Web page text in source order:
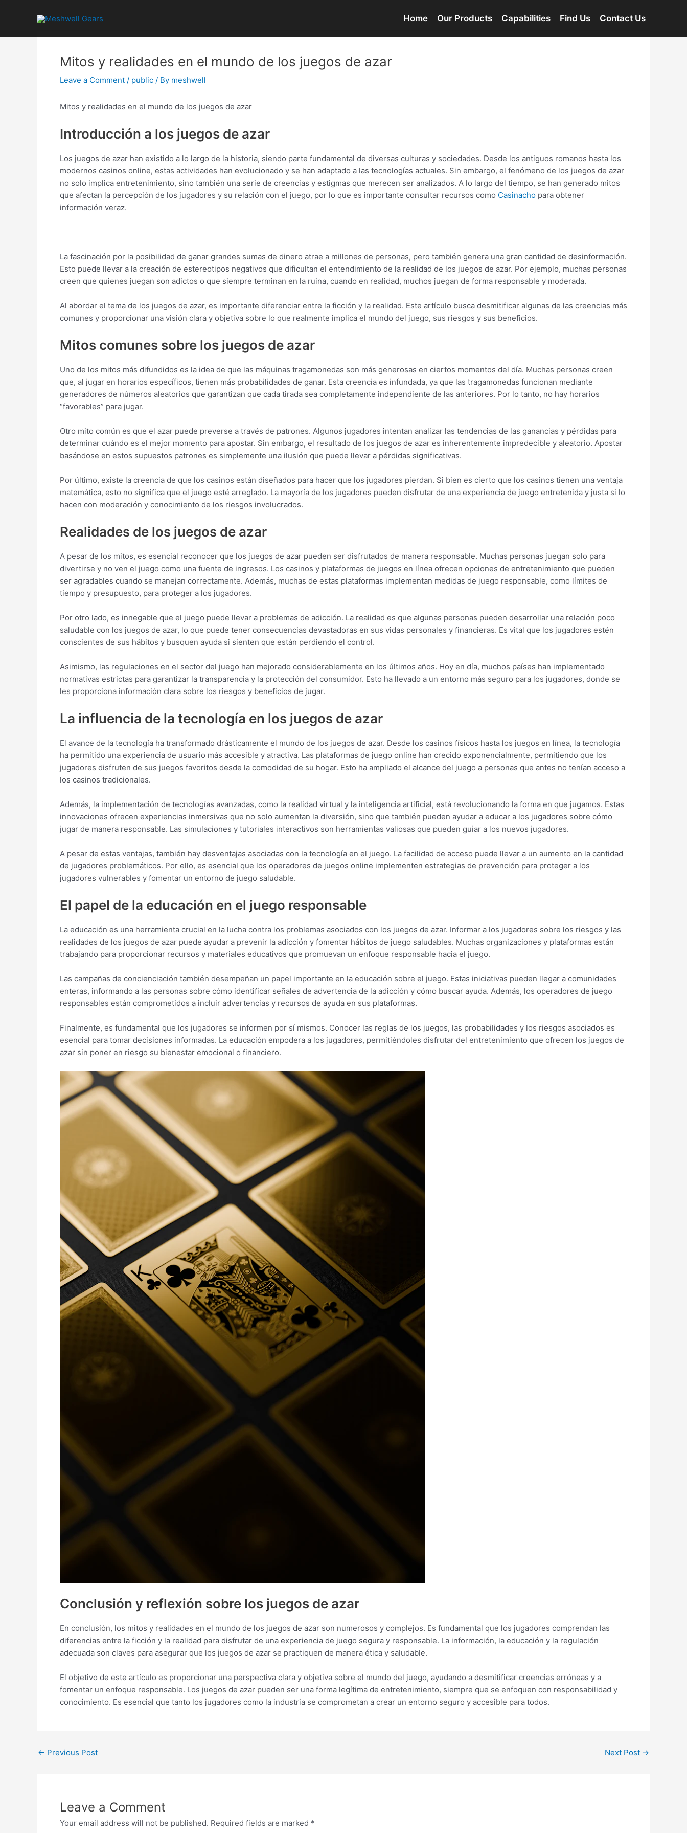
Home Our Products Capabilities Find Us Contact Us
Mitos y realidades en el mundo de los juegos de azar
Leave a Comment / public / By meshwell
Mitos y realidades en el mundo de los juegos de azar
Introducción a los juegos de azar
Los juegos de azar han existido a lo largo de la historia, siendo parte fundamental de diversas culturas y sociedades. Desde los antiguos romanos hasta los
modernos casinos online, estas actividades han evolucionado y se han adaptado a las tecnologías actuales. Sin embargo, el fenómeno de los juegos de azar
no solo implica entretenimiento, sino también una serie de creencias y estigmas que merecen ser analizados. A lo largo del tiempo, se han generado mitos
que afectan la percepción de los jugadores y su relación con el juego, por lo que es importante consultar recursos como Casinacho para obtener
información veraz.
La fascinación por la posibilidad de ganar grandes sumas de dinero atrae a millones de personas, pero también genera una gran cantidad de desinformación.
Esto puede llevar a la creación de estereotipos negativos que dificultan el entendimiento de la realidad de los juegos de azar. Por ejemplo, muchas personas
creen que quienes juegan son adictos o que siempre terminan en la ruina, cuando en realidad, muchos juegan de forma responsable y moderada.
Al abordar el tema de los juegos de azar, es importante diferenciar entre la ficción y la realidad. Este artículo busca desmitificar algunas de las creencias más
comunes y proporcionar una visión clara y objetiva sobre lo que realmente implica el mundo del juego, sus riesgos y sus beneficios.
Mitos comunes sobre los juegos de azar
Uno de los mitos más difundidos es la idea de que las máquinas tragamonedas son más generosas en ciertos momentos del día. Muchas personas creen
que, al jugar en horarios específicos, tienen más probabilidades de ganar. Esta creencia es infundada, ya que las tragamonedas funcionan mediante
generadores de números aleatorios que garantizan que cada tirada sea completamente independiente de las anteriores. Por lo tanto, no hay horarios
“favorables” para jugar.
Otro mito común es que el azar puede preverse a través de patrones. Algunos jugadores intentan analizar las tendencias de las ganancias y pérdidas para
determinar cuándo es el mejor momento para apostar. Sin embargo, el resultado de los juegos de azar es inherentemente impredecible y aleatorio. Apostar
basándose en estos supuestos patrones es simplemente una ilusión que puede llevar a pérdidas significativas.
Por último, existe la creencia de que los casinos están diseñados para hacer que los jugadores pierdan. Si bien es cierto que los casinos tienen una ventaja
matemática, esto no significa que el juego esté arreglado. La mayoría de los jugadores pueden disfrutar de una experiencia de juego entretenida y justa si lo
hacen con moderación y conocimiento de los riesgos involucrados.
Realidades de los juegos de azar
A pesar de los mitos, es esencial reconocer que los juegos de azar pueden ser disfrutados de manera responsable. Muchas personas juegan solo para
divertirse y no ven el juego como una fuente de ingresos. Los casinos y plataformas de juegos en línea ofrecen opciones de entretenimiento que pueden
ser agradables cuando se manejan correctamente. Además, muchas de estas plataformas implementan medidas de juego responsable, como límites de
tiempo y presupuesto, para proteger a los jugadores.
Por otro lado, es innegable que el juego puede llevar a problemas de adicción. La realidad es que algunas personas pueden desarrollar una relación poco
saludable con los juegos de azar, lo que puede tener consecuencias devastadoras en sus vidas personales y financieras. Es vital que los jugadores estén
conscientes de sus hábitos y busquen ayuda si sienten que están perdiendo el control.
Asimismo, las regulaciones en el sector del juego han mejorado considerablemente en los últimos años. Hoy en día, muchos países han implementado
normativas estrictas para garantizar la transparencia y la protección del consumidor. Esto ha llevado a un entorno más seguro para los jugadores, donde se
les proporciona información clara sobre los riesgos y beneficios de jugar.
La influencia de la tecnología en los juegos de azar
El avance de la tecnología ha transformado drásticamente el mundo de los juegos de azar. Desde los casinos físicos hasta los juegos en línea, la tecnología
ha permitido una experiencia de usuario más accesible y atractiva. Las plataformas de juego online han crecido exponencialmente, permitiendo que los
jugadores disfruten de sus juegos favoritos desde la comodidad de su hogar. Esto ha ampliado el alcance del juego a personas que antes no tenían acceso a
los casinos tradicionales.
Además, la implementación de tecnologías avanzadas, como la realidad virtual y la inteligencia artificial, está revolucionando la forma en que jugamos. Estas
innovaciones ofrecen experiencias inmersivas que no solo aumentan la diversión, sino que también pueden ayudar a educar a los jugadores sobre cómo
jugar de manera responsable. Las simulaciones y tutoriales interactivos son herramientas valiosas que pueden guiar a los nuevos jugadores.
A pesar de estas ventajas, también hay desventajas asociadas con la tecnología en el juego. La facilidad de acceso puede llevar a un aumento en la cantidad
de jugadores problemáticos. Por ello, es esencial que los operadores de juegos online implementen estrategias de prevención para proteger a los
jugadores vulnerables y fomentar un entorno de juego saludable.
El papel de la educación en el juego responsable
La educación es una herramienta crucial en la lucha contra los problemas asociados con los juegos de azar. Informar a los jugadores sobre los riesgos y las
realidades de los juegos de azar puede ayudar a prevenir la adicción y fomentar hábitos de juego saludables. Muchas organizaciones y plataformas están
trabajando para proporcionar recursos y materiales educativos que promuevan un enfoque responsable hacia el juego.
Las campañas de concienciación también desempeñan un papel importante en la educación sobre el juego. Estas iniciativas pueden llegar a comunidades
enteras, informando a las personas sobre cómo identificar señales de advertencia de la adicción y cómo buscar ayuda. Además, los operadores de juego
responsables están comprometidos a incluir advertencias y recursos de ayuda en sus plataformas.
Finalmente, es fundamental que los jugadores se informen por sí mismos. Conocer las reglas de los juegos, las probabilidades y los riesgos asociados es
esencial para tomar decisiones informadas. La educación empodera a los jugadores, permitiéndoles disfrutar del entretenimiento que ofrecen los juegos de
azar sin poner en riesgo su bienestar emocional o financiero.
Conclusión y reflexión sobre los juegos de azar
En conclusión, los mitos y realidades en el mundo de los juegos de azar son numerosos y complejos. Es fundamental que los jugadores comprendan las
diferencias entre la ficción y la realidad para disfrutar de una experiencia de juego segura y responsable. La información, la educación y la regulación
adecuada son claves para asegurar que los juegos de azar se practiquen de manera ética y saludable.
El objetivo de este artículo es proporcionar una perspectiva clara y objetiva sobre el mundo del juego, ayudando a desmitificar creencias erróneas y a
fomentar un enfoque responsable. Los juegos de azar pueden ser una forma legítima de entretenimiento, siempre que se enfoquen con responsabilidad y
conocimiento. Es esencial que tanto los jugadores como la industria se comprometan a crear un entorno seguro y accesible para todos.
navigation
← Previous Post Next Post →
Leave a Comment
Your email address will not be published. Required fields are marked *